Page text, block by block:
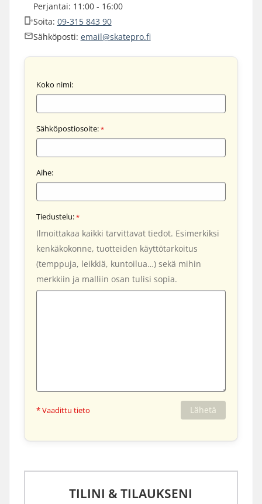
Perjantai: 11:00 - 16:00
Soita: 09-315 843 90
Sähköposti: email@skatepro.fi
Koko nimi:
Sähköpostiosoite: *
Aihe:
Tiedustelu: *
Ilmoittakaa kaikki tarvittavat tiedot. Esimerkiksi
kenkäkokonne, tuotteiden käyttötarkoitus
(temppuja, leikkiä, kuntoilua…) sekä mihin
merkkiin ja malliin osan tulisi sopia.
* Vaadittu tieto Lähetä
TILINI & TILAUKSENI